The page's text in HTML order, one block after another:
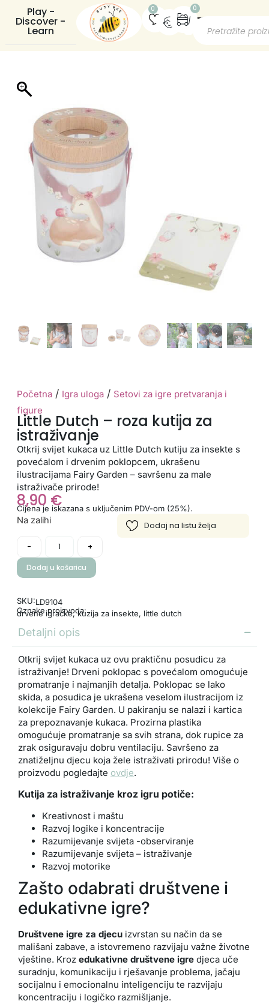
Play -
Discover -
Learn
0 0
Početna/ Igra uloga/ Setovi za igre pretvaranja i
figure
Little Dutch – roza kutija za
istraživanje
Otkrij svijet kukaca uz Little Dutch kutiju za insekte s
povećalom i drvenim poklopcem, ukrašenu
ilustracijama Fairy Garden – savršenu za male
istraživače prirode!
8,90 €
Cijena je iskazana s uključenim PDV-om (25%).
Na zalihi
- +
Dodaj u košaricu
SKU:LD9104
Oznake proizvoda:
drvene igračke,kuzija za insekte, little dutch
Detaljni opis
Otkrij svijet kukaca uz ovu praktičnu posudicu za
istraživanje! Drveni poklopac s povećalom omogućuje
promatranje i najmanjih detalja. Poklopac se lako
skida, a posudica je ukrašena veselom ilustracijom iz
kolekcije Fairy Garden. U pakiranju se nalazi i kartica
za prepoznavanje kukaca. Prozirna plastika
omogućuje promatranje sa svih strana, dok rupice za
zrak osiguravaju dobru ventilaciju. Savršeno za
znatiželjnu djecu koja žele istraživati prirodu! Više o
proizvodu pogledajte ovdje.
Kutija za istraživanje kroz igru potiče:
Kreativnost i maštu
Razvoj logike i koncentracije
Razumijevanje svijeta -observiranje
Razumijevanje svijeta – istraživanje
Razvoj motorike
Zašto odabrati društvene i
edukativne igre?
Društvene igre za djecuizvrstan su način da se
mališani zabave, a istovremeno razvijaju važne životne
vještine. Kroz edukativne društvene igredjeca uče
suradnju, komunikaciju i rješavanje problema, jačaju
socijalnu i emocionalnu inteligenciju te razvijaju
koncentraciju i logičko razmišljanje.